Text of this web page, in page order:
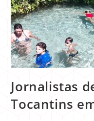
Jornalistas
Tocantins